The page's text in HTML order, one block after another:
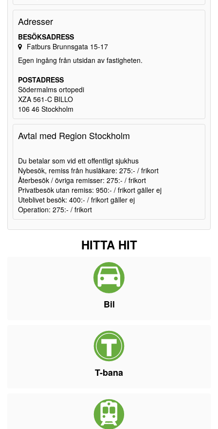
Adresser
BESÖKSADRESS
Fatburs Brunnsgata 15-17
Egen ingång från utsidan av fastigheten.
POSTADRESS
Södermalms ortopedi
XZA 561-C BILLO
106 46 Stockholm
Avtal med Region Stockholm
Du betalar som vid ett offentligt sjukhus
Nybesök, remiss från husläkare: 275:- / frikort
Återbesök / övriga remisser: 275:- / frikort
Privatbesök utan remiss: 950:- / frikort gäller ej
Uteblivet besök: 400:- / frikort gäller ej
Operation: 275:- / frikort
HITTA HIT
Bil
T-bana